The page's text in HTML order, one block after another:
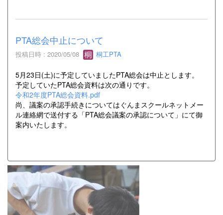
PTA総会中止について
投稿日時 : 2020/05/08 桐工PTA
5月23日(土)に予定していましたPTA総会は中止とします。
予定していたPTA総会資料は次の通りです。
令和2年度PTA総会資料.pdf
尚、議案の承認手続きについてはぐんまスクールネットメー
ル連絡網で送付する「PTA総会議案の承認について」にて御
案内いたします。